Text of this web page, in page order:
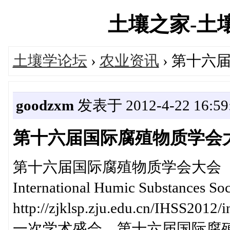
土壤之家-土
土壤学论坛 › 农业资讯 › 第十六
goodzxm 发表于 2012-4-22
第十六届国际腐殖物质学会
第十六届国际腐殖物质学会大会
International Humic Substances
http://zjklsp.zju.edu.cn/